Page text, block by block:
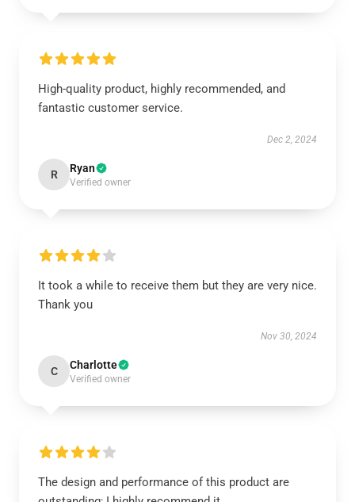
High-quality product, highly recommended, and
fantastic customer service.
Dec 2, 2024
R Ryan
Verified owner
It took a while to receive them but they are very nice.
Thank you
Nov 30, 2024
C Charlotte
Verified owner
The design and performance of this product are